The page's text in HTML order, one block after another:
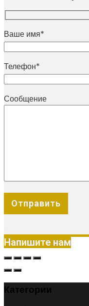
Ваше имя*
Телефон*
Сообщение
Напишите нам
Категории